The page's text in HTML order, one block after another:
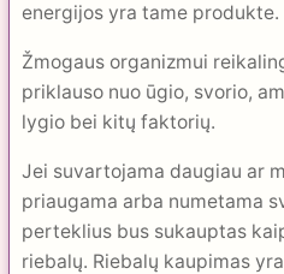
energijos yra tame produkte.
Žmogaus organizmui
priklauso nuo ūgio, svorio,
lygio bei kitų faktorių.
Jei suvartojama daugiau ar
priaugama arba numetama
perteklius bus sukauptas
riebalų. Riebalų kaupimas